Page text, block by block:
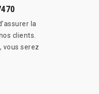
la
clients.
vous serez